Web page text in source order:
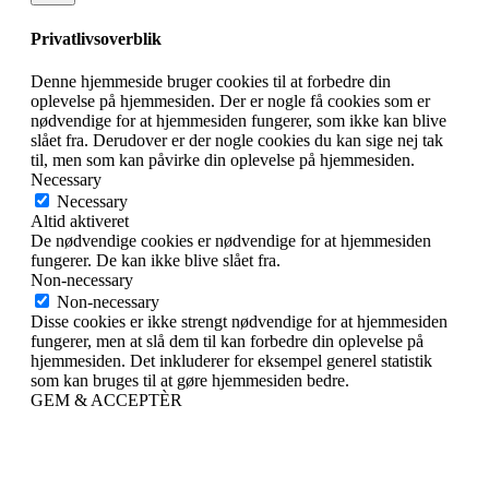
Privatlivsoverblik
Denne hjemmeside bruger cookies til at forbedre din
oplevelse på hjemmesiden. Der er nogle få cookies som er
nødvendige for at hjemmesiden fungerer, som ikke kan blive
slået fra. Derudover er der nogle cookies du kan sige nej tak
til, men som kan påvirke din oplevelse på hjemmesiden.
Necessary
Necessary
Altid aktiveret
De nødvendige cookies er nødvendige for at hjemmesiden
fungerer. De kan ikke blive slået fra.
Non-necessary
Non-necessary
Disse cookies er ikke strengt nødvendige for at hjemmesiden
fungerer, men at slå dem til kan forbedre din oplevelse på
hjemmesiden. Det inkluderer for eksempel generel statistik
som kan bruges til at gøre hjemmesiden bedre.
GEM & ACCEPTÈR